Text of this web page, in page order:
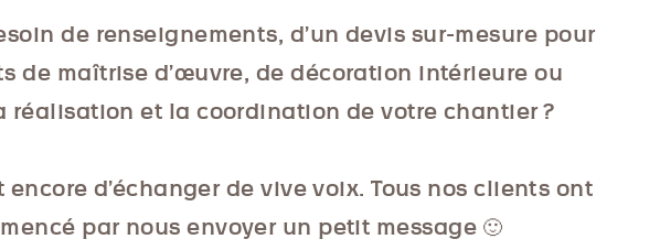
de renseignements, d’un devis sur-mesure pour
de maîtrise d’œuvre, de décoration intérieure ou
réalisation et la coordination de votre chantier ?
encore d’échanger de vive voix. Tous nos clients ont
par nous envoyer un petit message 🙂